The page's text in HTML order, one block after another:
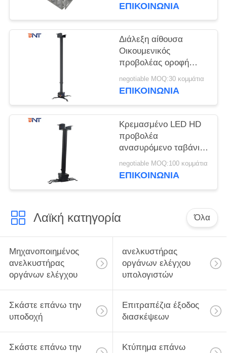
ΕΠΙΚΟΙΝΩΝΊΑ
Διάλεξη αίθουσα
Οικουμενικός
προβολέας οροφή
Mount Kit στρογγυλό
σχήμα σωλήνα
negotiable MOQ:30 κομμάτια
ΕΠΙΚΟΙΝΩΝΊΑ
Κρεμασμένο LED HD
προβολέα
ανασυρόμενο ταβάνι
Mount Bracket 50 - 100
cm επέκταση
negotiable MOQ:100 κομμάτια
ΕΠΙΚΟΙΝΩΝΊΑ
Λαϊκή κατηγορία Όλα
Μηχανοποιημένος
ανελκυστήρας
οργάνων ελέγχου
ανελκυστήρας
οργάνων ελέγχου
υπολογιστών
Σκάστε επάνω την
υποδοχή
Επιτραπέζια έξοδος
διασκέψεων
Σκάστε επάνω την Κτύπημα επάνω